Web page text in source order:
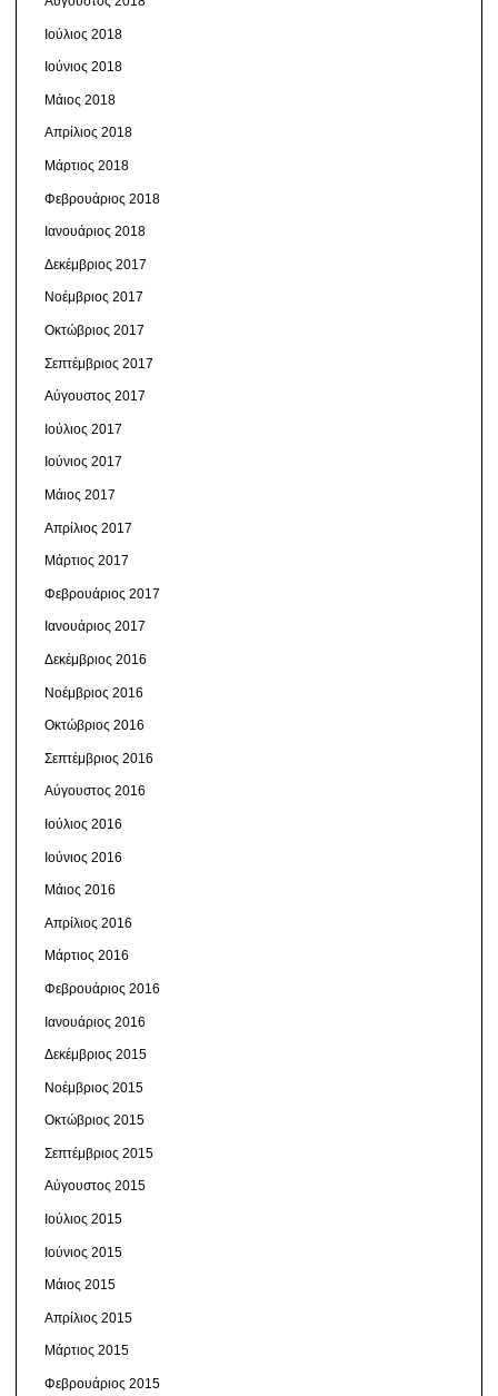
Ιούλιος 2018
Ιούνιος 2018
Μάιος 2018
Απρίλιος 2018
Μάρτιος 2018
Φεβρουάριος 2018
Ιανουάριος 2018
Δεκέμβριος 2017
Νοέμβριος 2017
Οκτώβριος 2017
Σεπτέμβριος 2017
Αύγουστος 2017
Ιούλιος 2017
Ιούνιος 2017
Μάιος 2017
Απρίλιος 2017
Μάρτιος 2017
Φεβρουάριος 2017
Ιανουάριος 2017
Δεκέμβριος 2016
Νοέμβριος 2016
Οκτώβριος 2016
Σεπτέμβριος 2016
Αύγουστος 2016
Ιούλιος 2016
Ιούνιος 2016
Μάιος 2016
Απρίλιος 2016
Μάρτιος 2016
Φεβρουάριος 2016
Ιανουάριος 2016
Δεκέμβριος 2015
Νοέμβριος 2015
Οκτώβριος 2015
Σεπτέμβριος 2015
Αύγουστος 2015
Ιούλιος 2015
Ιούνιος 2015
Μάιος 2015
Απρίλιος 2015
Μάρτιος 2015
Φεβρουάριος 2015